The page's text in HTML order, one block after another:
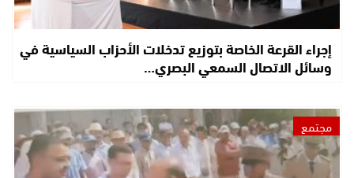
إجراء القرعة الخاصة بتوزيع تدخلات الأحزاب السياسية في
وسائل الاتصال السمعي البصري…
مجتمع